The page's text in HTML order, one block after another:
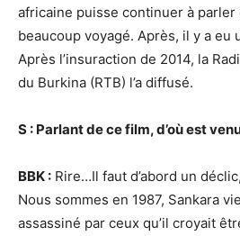
africaine puisse continuer à parler
beaucoup voyagé. Après, il y a eu
Après l’insuraction de 2014, la
du Burkina (RTB) l’a diffusé.
S : Parlant de ce film, d’où est
BBK : Rire…Il faut d’abord un
Nous sommes en 1987, Sankara
assassiné par ceux qu’il croyait